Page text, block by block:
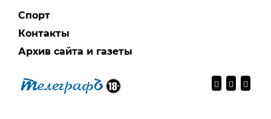
Спорт
Контакты
Архив сайта и газеты